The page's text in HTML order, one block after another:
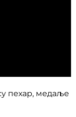
пехар, медаље